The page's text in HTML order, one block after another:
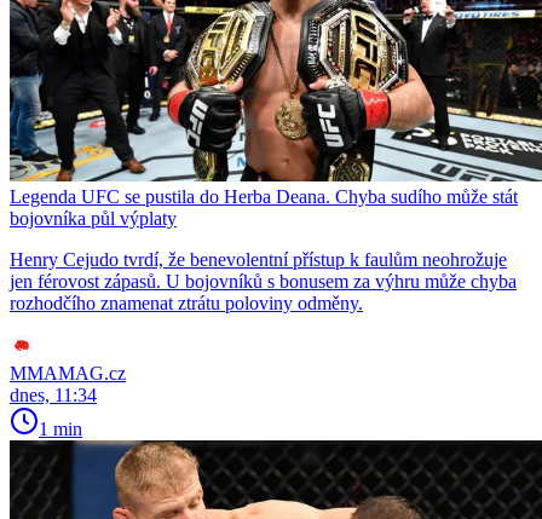
Legenda UFC se pustila do Herba Deana. Chyba sudího může stát
bojovníka půl výplaty
Henry Cejudo tvrdí, že benevolentní přístup k faulům neohrožuje
jen férovost zápasů. U bojovníků s bonusem za výhru může chyba
rozhodčího znamenat ztrátu poloviny odměny.
MMAMAG.cz
dnes, 11:34
1 min